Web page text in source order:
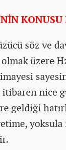
KONUSU
söz ve
üzere
itibaren nice
geldiği
yoksula